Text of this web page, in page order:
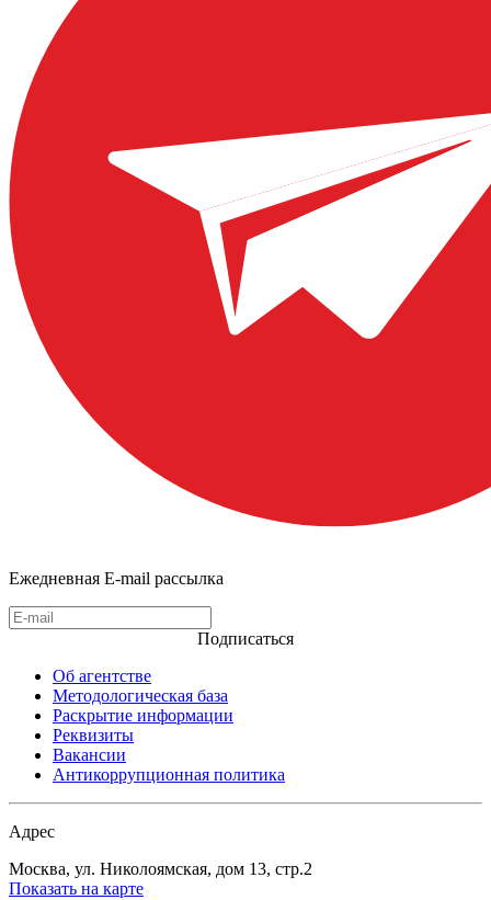
Ежедневная E-mail рассылка
Подписаться
Об агентстве
Методологическая база
Раскрытие информации
Реквизиты
Вакансии
Антикоррупционная политика
Адрес
Москва, ул. Николоямская, дом 13, стр.2
Показать на карте